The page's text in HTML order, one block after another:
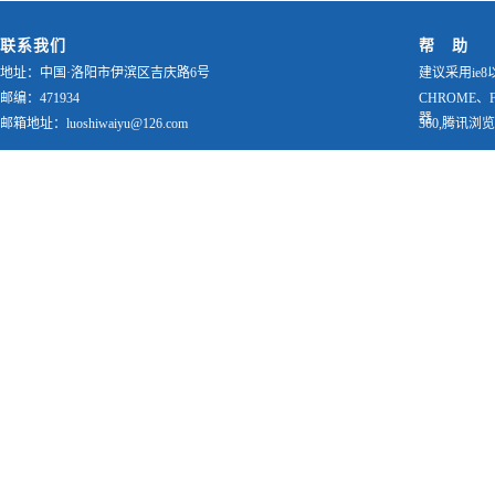
联系我们
地址：中国·洛阳市伊滨区吉庆路6号
邮编：471934
邮箱地址：luoshiwaiyu@126.com
帮 助
建议采用ie8
CHROME、
器
360,腾讯浏